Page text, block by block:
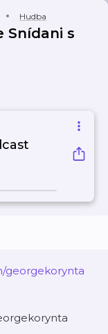
Hudba
Snídani s
georgekorynta⁠⁠⁠⁠⁠⁠⁠⁠